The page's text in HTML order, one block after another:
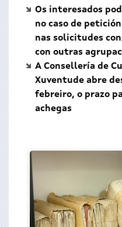
Os interesados
no caso de
nas solicitudes
con outras
A Consellería de
Xuventude abre
febreiro, o prazo
achegas